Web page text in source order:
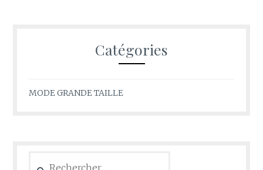
Catégories
MODE GRANDE TAILLE